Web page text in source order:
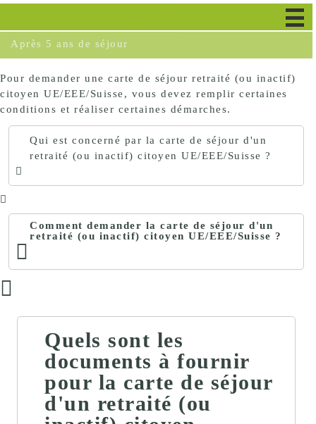
Après 5 ans de séjour
Pour demander une carte de séjour retraité (ou inactif)
citoyen UE/EEE/Suisse, vous devez remplir certaines
conditions et réaliser certaines démarches.
Qui est concerné par la carte de séjour d'un
retraité (ou inactif) citoyen UE/EEE/Suisse ?
Comment demander la carte de séjour d'un
retraité (ou inactif) citoyen UE/EEE/Suisse ?
Quels sont les
documents à fournir
pour la carte de séjour
d'un retraité (ou